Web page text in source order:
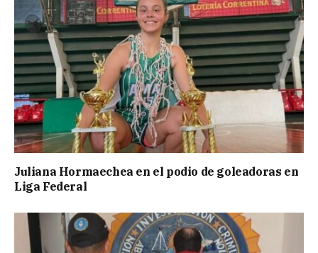
Juliana Hormaechea en el podio de goleadoras en
Liga Federal